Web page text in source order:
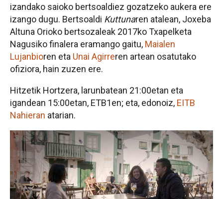
izandako saioko bertsoaldiez gozatzeko aukera ere
izango dugu. Bertsoaldi Kuttunaren atalean, Joxeba
Altuna Orioko bertsozaleak 2017ko Txapelketa
Nagusiko finalera eramango gaitu, Maialen
Lujanbioren eta Unai Agirreren artean osatutako
ofiziora, hain zuzen ere.
Hitzetik Hortzera, larunbatean 21:00etan eta
igandean 15:00etan, ETB1en; eta, edonoiz, EITB
Nahieran atarian.